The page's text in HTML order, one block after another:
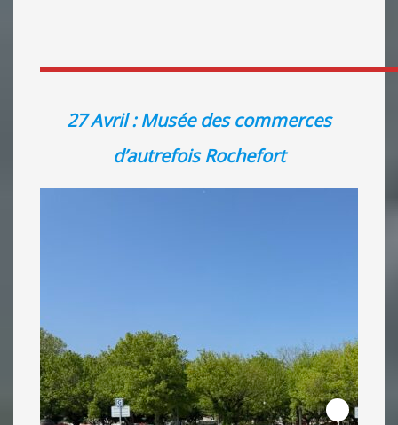
27 Avril : Musée des commerces
d’autrefois Rochefort